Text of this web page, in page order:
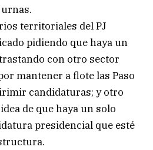
territoriales del PJ
pidiendo que haya un
con otro sector
mantener a flote las Paso
candidaturas; y otro
de que haya un solo
presidencial que esté